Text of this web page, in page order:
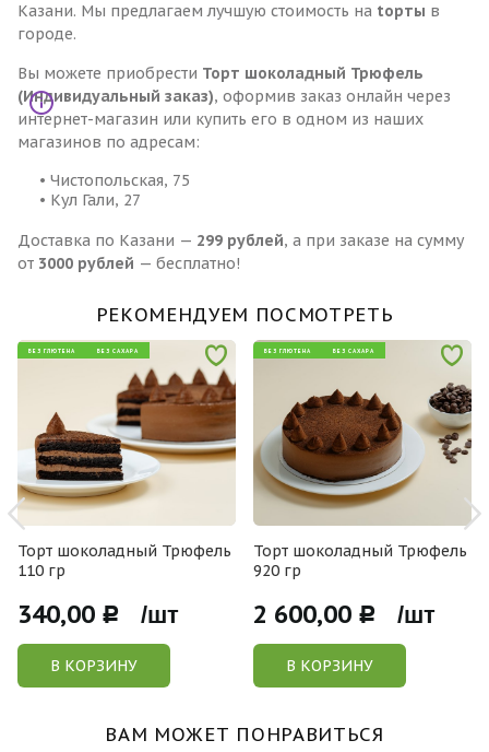
Казани. Мы предлагаем лучшую стоимость на tорты в
городе.
Вы можете приобрести Торт шоколадный Трюфель
(Индивидуальный заказ), оформив заказ онлайн через
интернет-магазин или купить его в одном из наших
магазинов по адресам:
• Чистопольская, 75
• Кул Гали, 27
Доставка по Казани — 299 рублей, а при заказе на сумму
от 3000 рублей — бесплатно!
РЕКОМЕНДУЕМ ПОСМОТРЕТЬ
БЕЗ ГЛЮТЕНА БЕЗ САХАРА
Торт шоколадный Трюфель
110 гр
340,00 Р /шт
В КОРЗИНУ
БЕЗ ГЛЮТЕНА БЕЗ САХАРА
Торт шоколадный Трюфель
920 гр
2 600,00 Р /шт
В КОРЗИНУ
ВАМ МОЖЕТ ПОНРАВИТЬСЯ